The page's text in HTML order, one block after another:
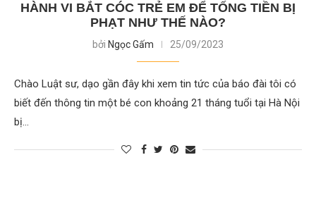
HÀNH VI BẮT CÓC TRẺ EM ĐỂ TỐNG TIỀN BỊ
PHẠT NHƯ THẾ NÀO?
bởi Ngọc Gấm 25/09/2023
Chào Luật sư, dạo gần đây khi xem tin tức của báo đài tôi có
biết đến thông tin một bé con khoảng 21 tháng tuổi tại Hà Nội
bị…